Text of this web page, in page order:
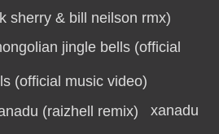
sherry & bill neilson rmx)
(official music video)
xanadu